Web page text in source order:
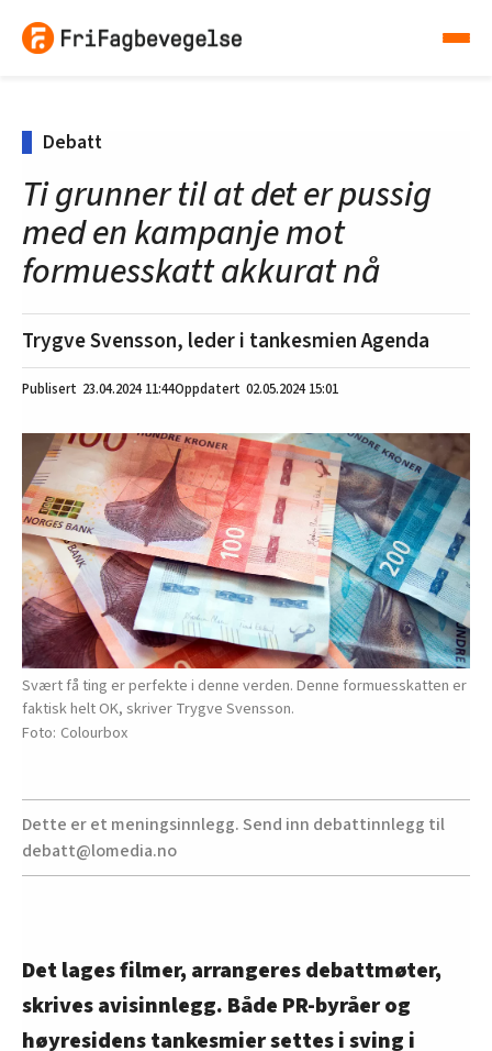
Debatt
Ti grunner til at det er pussig
med en kampanje mot
formuesskatt akkurat nå
Trygve Svensson, leder i tankesmien Agenda
23.04.2024 11:44 02.05.2024 15:01
Svært få ting er perfekte i denne verden. Denne formuesskatten er
faktisk helt OK, skriver Trygve Svensson.
Colourbox
Dette er et meningsinnlegg. Send inn debattinnlegg til
debatt@lomedia.no
Det lages filmer, arrangeres debattmøter,
skrives avisinnlegg. Både PR-byråer og
høyresidens tankesmier settes i sving i